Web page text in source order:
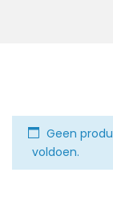
Geen
voldoen.